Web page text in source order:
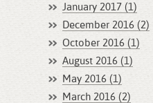
January 2017 (1)
December 2016 (2)
October 2016 (1)
August 2016 (1)
May 2016 (1)
March 2016 (2)